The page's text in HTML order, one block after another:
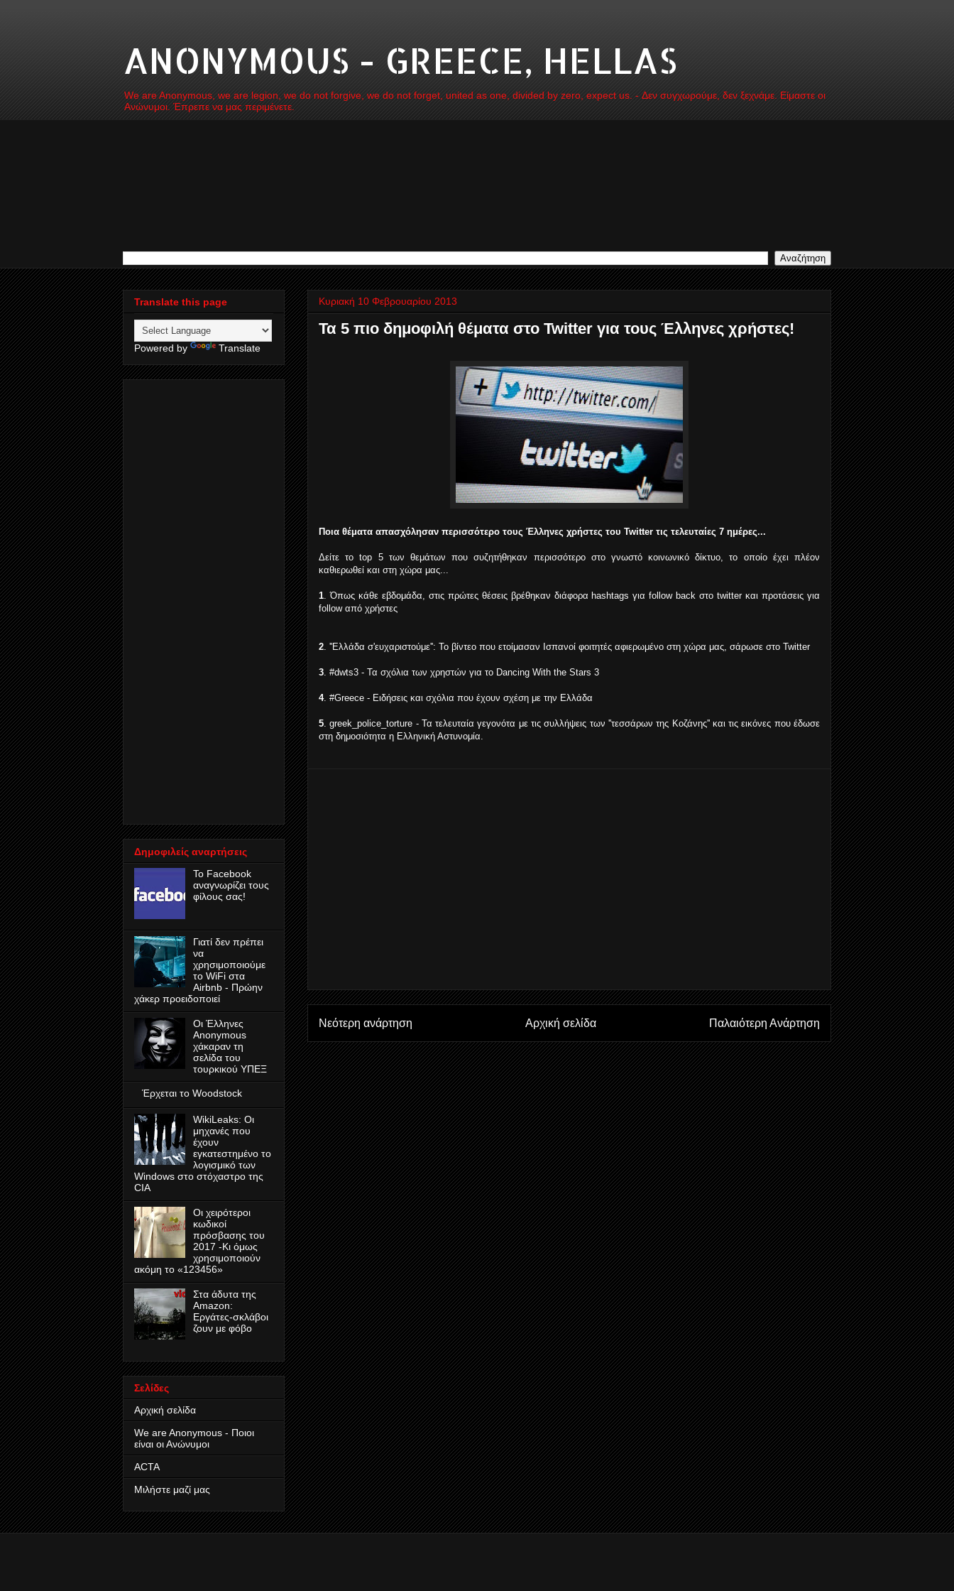
ANONYMOUS - GREECE, HELLAS
We are Anonymous, we are legion, we do not forgive, we do not forget, united as one, divided by zero, expect us. - Δεν συγχωρούμε, δεν ξεχνάμε. Είμαστε οι
Ανώνυμοι. Έπρεπε να μας περιμένετε.
Κυριακή 10 Φεβρουαρίου 2013
Τα 5 πιο δημοφιλή θέματα στο Twitter για τους Έλληνες χρήστες!
Ποια θέματα απασχόλησαν περισσότερο τους Έλληνες χρήστες του Twitter τις τελευταίες 7 ημέρες...
Δείτε το top 5 των θεμάτων που συζητήθηκαν περισσότερο στο γνωστό κοινωνικό δίκτυο, το οποίο έχει πλέον
καθιερωθεί και στη χώρα μας...
1. Όπως κάθε εβδομάδα, στις πρώτες θέσεις βρέθηκαν διάφορα hashtags για follow back στο twitter και προτάσεις για
follow από χρήστες
2. ''Ελλάδα σ'ευχαριστούμε'': Το βίντεο που ετοίμασαν Ισπανοί φοιτητές αφιερωμένο στη χώρα μας, σάρωσε στο Twitter
3. #dwts3 - Τα σχόλια των χρηστών για το Dancing With the Stars 3
4. #Greece - Ειδήσεις και σχόλια που έχουν σχέση με την Ελλάδα
5. greek_police_torture - Τα τελευταία γεγονότα με τις συλλήψεις των ''τεσσάρων της Κοζάνης'' και τις εικόνες που έδωσε
στη δημοσιότητα η Ελληνική Αστυνομία.
Νεότερη ανάρτηση Παλαιότερη Ανάρτηση
Αρχική σελίδα
Translate this page
Powered by Translate
Δημοφιλείς αναρτήσεις
Το Facebook
αναγνωρίζει τους
φίλους σας!
Γιατί δεν πρέπει
να
χρησιμοποιούμε
το WiFi στα
Airbnb - Πρώην
χάκερ προειδοποιεί
Οι Έλληνες
Anonymous
χάκαραν τη
σελίδα του
τουρκικού ΥΠΕΞ
Έρχεται το Woodstock
WikiLeaks: Οι
μηχανές που
έχουν
εγκατεστημένο το
λογισμικό των
Windows στο στόχαστρο της
CIA
Οι χειρότεροι
κωδικοί
πρόσβασης του
2017 -Κι όμως
χρησιμοποιούν
ακόμη το «123456»
Στα άδυτα της
Amazon:
Εργάτες-σκλάβοι
ζουν με φόβο
Σελίδες
Αρχική σελίδα
We are Anonymous - Ποιοι
είναι οι Ανώνυμοι
ACTA
Μιλήστε μαζί μας